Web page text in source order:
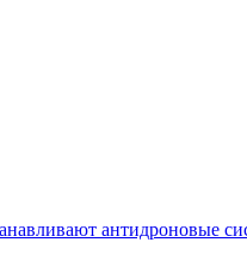
антидроновые